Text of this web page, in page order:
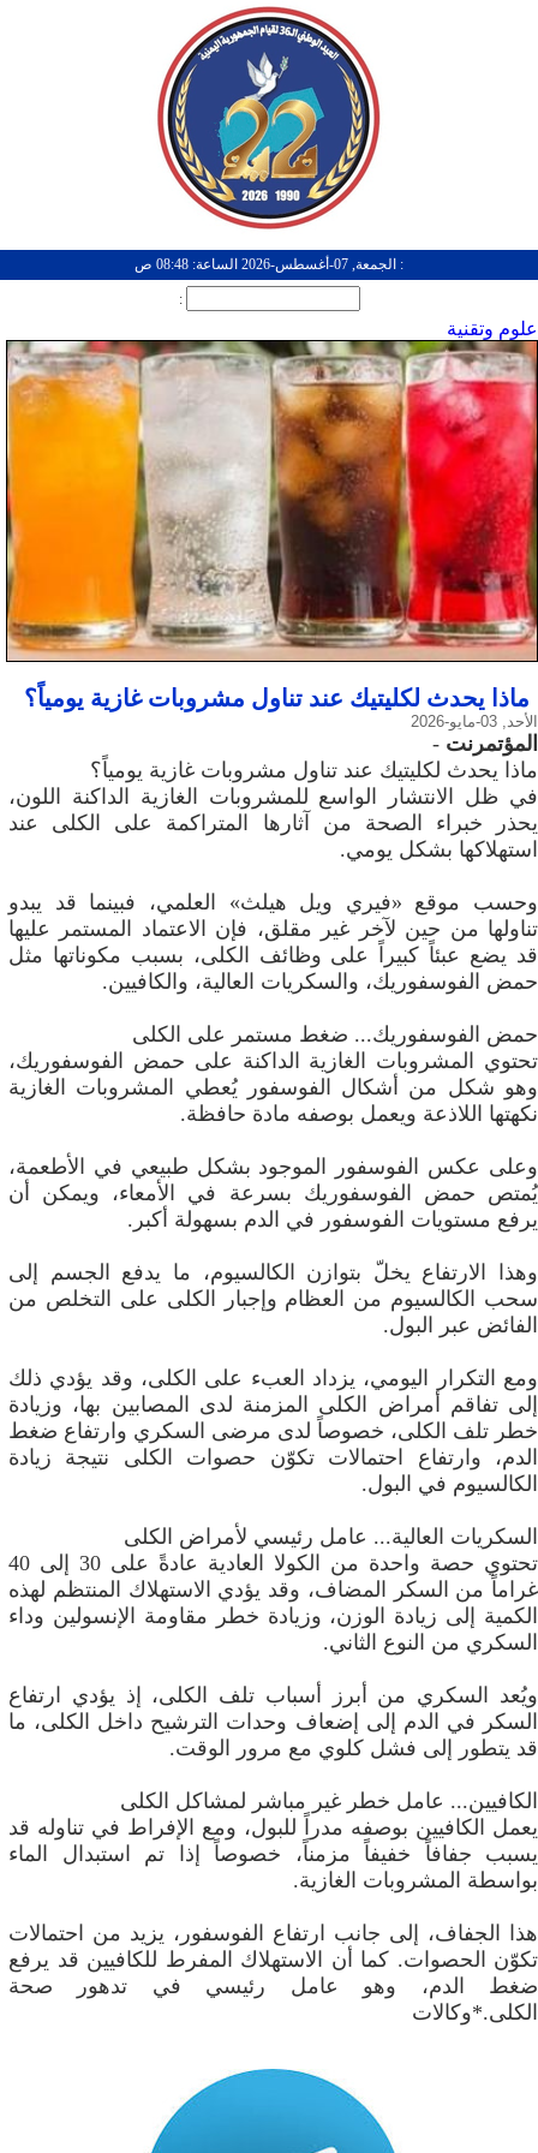
: الجمعة, 07-أغسطس-2026 الساعة: 08:48 ص
:
علوم وتقنية
ماذا يحدث لكليتيك عند تناول مشروبات غازية يومياً؟
الأحد, 03-مايو-2026
المؤتمرنت -
ماذا يحدث لكليتيك عند تناول مشروبات غازية يومياً؟
في ظل الانتشار الواسع للمشروبات الغازية الداكنة اللون،
يحذر خبراء الصحة من آثارها المتراكمة على الكلى عند
استهلاكها بشكل يومي.
وحسب موقع «فيري ويل هيلث» العلمي، فبينما قد يبدو
تناولها من حين لآخر غير مقلق، فإن الاعتماد المستمر عليها
قد يضع عبئاً كبيراً على وظائف الكلى، بسبب مكوناتها مثل
حمض الفوسفوريك، والسكريات العالية، والكافيين.
حمض الفوسفوريك... ضغط مستمر على الكلى
تحتوي المشروبات الغازية الداكنة على حمض الفوسفوريك،
وهو شكل من أشكال الفوسفور يُعطي المشروبات الغازية
نكهتها اللاذعة ويعمل بوصفه مادة حافظة.
وعلى عكس الفوسفور الموجود بشكل طبيعي في الأطعمة،
يُمتص حمض الفوسفوريك بسرعة في الأمعاء، ويمكن أن
يرفع مستويات الفوسفور في الدم بسهولة أكبر.
وهذا الارتفاع يخلّ بتوازن الكالسيوم، ما يدفع الجسم إلى
سحب الكالسيوم من العظام وإجبار الكلى على التخلص من
الفائض عبر البول.
ومع التكرار اليومي، يزداد العبء على الكلى، وقد يؤدي ذلك
إلى تفاقم أمراض الكلى المزمنة لدى المصابين بها، وزيادة
خطر تلف الكلى، خصوصاً لدى مرضى السكري وارتفاع ضغط
الدم، وارتفاع احتمالات تكوّن حصوات الكلى نتيجة زيادة
الكالسيوم في البول.
السكريات العالية... عامل رئيسي لأمراض الكلى
تحتوي حصة واحدة من الكولا العادية عادةً على 30 إلى 40
غراماً من السكر المضاف، وقد يؤدي الاستهلاك المنتظم لهذه
الكمية إلى زيادة الوزن، وزيادة خطر مقاومة الإنسولين وداء
السكري من النوع الثاني.
ويُعد السكري من أبرز أسباب تلف الكلى، إذ يؤدي ارتفاع
السكر في الدم إلى إضعاف وحدات الترشيح داخل الكلى، ما
قد يتطور إلى فشل كلوي مع مرور الوقت.
الكافيين... عامل خطر غير مباشر لمشاكل الكلى
يعمل الكافيين بوصفه مدراً للبول، ومع الإفراط في تناوله قد
يسبب جفافاً خفيفاً مزمناً، خصوصاً إذا تم استبدال الماء
بواسطة المشروبات الغازية.
هذا الجفاف، إلى جانب ارتفاع الفوسفور، يزيد من احتمالات
تكوّن الحصوات. كما أن الاستهلاك المفرط للكافيين قد يرفع
ضغط الدم، وهو عامل رئيسي في تدهور صحة
الكلى.*وكالات